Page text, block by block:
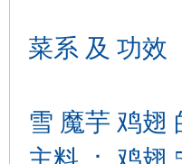
菜系 及 功效
雪 魔芋 鸡翅